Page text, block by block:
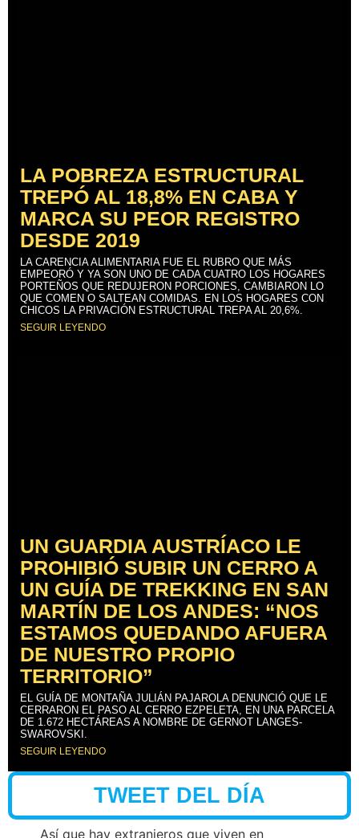
LA POBREZA ESTRUCTURAL
TREPÓ AL 18,8% EN CABA Y
MARCA SU PEOR REGISTRO
DESDE 2019
LA CARENCIA ALIMENTARIA FUE EL RUBRO QUE MÁS
EMPEORÓ Y YA SON UNO DE CADA CUATRO LOS HOGARES
PORTEÑOS QUE REDUJERON PORCIONES, CAMBIARON LO
QUE COMEN O SALTEAN COMIDAS. EN LOS HOGARES CON
CHICOS LA PRIVACIÓN ESTRUCTURAL TREPA AL 20,6%.
SEGUIR LEYENDO
UN GUARDIA AUSTRÍACO LE
PROHIBIÓ SUBIR UN CERRO A
UN GUÍA DE TREKKING EN SAN
MARTÍN DE LOS ANDES: “NOS
ESTAMOS QUEDANDO AFUERA
DE NUESTRO PROPIO
TERRITORIO”
EL GUÍA DE MONTAÑA JULIÁN PAJAROLA DENUNCIÓ QUE LE
CERRARON EL PASO AL CERRO EZPELETA, EN UNA PARCELA
DE 1.672 HECTÁREAS A NOMBRE DE GERNOT LANGES-
SWAROVSKI.
SEGUIR LEYENDO
TWEET DEL DÍA
Así que hay extranjeros que viven en